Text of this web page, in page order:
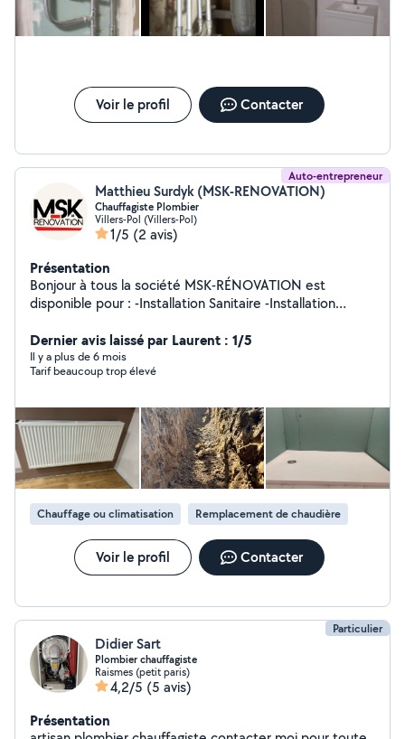
Voir le profil Contacter
Auto-entrepreneur
Matthieu Surdyk (MSK-RENOVATION)
Chauffagiste Plombier
Villers-Pol (Villers-Pol)
1/5 (2 avis)
Présentation
Bonjour à tous la société MSK-RÉNOVATION est
disponible pour : -Installation Sanitaire -Installation
Débouchage WC -Assainissement -Dépannage -
Création de salle de bain -Rénovation Complète -Pose
de carrelages murale ou au sol -Plâtrerie -Enduit -
Dernier avis laissé par Laurent : 1/5
Il y a plus de 6 mois
Tarif beaucoup trop élevé
Chauffage ou climatisation Remplacement de chaudière
Voir le profil Contacter
Particulier
Didier Sart
Plombier chauffagiste
Raismes (petit paris)
4,2/5 (5 avis)
Présentation